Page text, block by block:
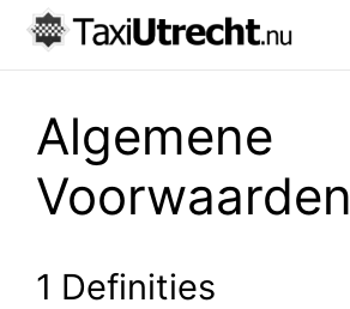
Algemene
Voorwaarden
1 Definities